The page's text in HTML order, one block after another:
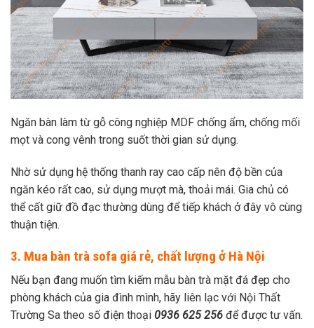
Ngăn bàn làm từ gỗ công nghiệp MDF chống ẩm, chống mối
mọt và cong vênh trong suốt thời gian sử dụng.
Nhờ sử dụng hệ thống thanh ray cao cấp nên độ bền của
ngăn kéo rất cao, sử dụng mượt mà, thoải mái. Gia chủ có
thể cất giữ đồ đạc thường dùng để tiếp khách ở đây vô cùng
thuận tiện.
3. Mua bàn trà sofa giá rẻ, chất lượng ở Hà Nội
Nếu bạn đang muốn tìm kiếm mẫu bàn trà mặt đá đẹp cho
phòng khách của gia đình mình, hãy liên lạc với Nội Thất
Trường Sa theo số điện thoại 0936 625 256 để được tư vấn.